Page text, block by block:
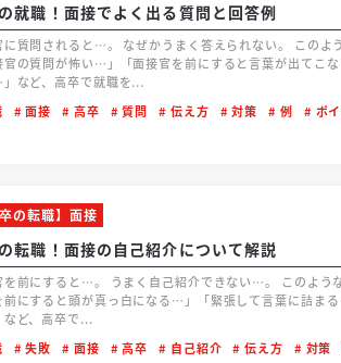
就職！面接でよく出る質問と回答例
されると…。 なぜかうまく答えられない。 このような悩みを抱えている方はいませんか？
官の質問が怖い…」「面接官を前にすると言葉が出てこ
など、高卒で就職を...
面接 高卒 質問 伝え方 対策 例 ポ
卒の転職】面接
転職！面接の自己紹介について解説
すると…。 うまく自己紹介できない…。 このような悩みを抱えている人はいませんか？ 「面
前にすると頭が真っ白になる…」「緊張して言葉に詰ま
ど、高卒で...
失敗 面接 高卒 自己紹介 伝え方 対策